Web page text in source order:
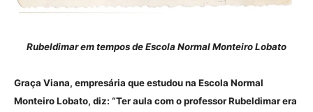
Rubeldimar em tempos de Escola Normal Monteiro Lobato
Graça Viana, empresária que estudou na Escola Normal
Monteiro Lobato, diz: “Ter aula com o professor Rubeldimar era